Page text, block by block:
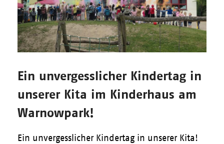
Ein unvergesslicher Kindertag in
unserer Kita im Kinderhaus am
Warnowpark!
Ein unvergesslicher Kindertag in unserer Kita!